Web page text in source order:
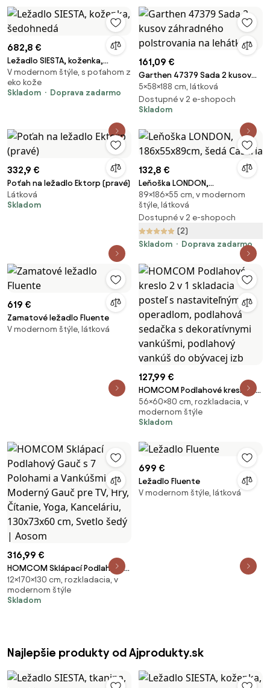
Obývaciu Izbu, Ka
682,8 €
Ležadlo SIESTA, koženka,
šedohnedá
V modernom štýle, s poťahom z
eko kože
Skladom
Doprava zadarmo
161,09 €
Garthen 47379 Sada 2 kusov
záhradného polstrovania na
lehátko
5×58×188 cm, látková
Dostupné v 2 e-shopoch
Skladom
332,9 €
Poťah na ležadlo Ektorp (pravé)
Látková
Skladom
132,8 €
Leňoška LONDON,
186x55x89cm, šedá Casaria
89×186×55 cm, v modernom
štýle, látková
Dostupné v 2 e-shopoch
(2)
Skladom
Doprava zadarmo
619 €
Zamatové ležadlo Fluente
V modernom štýle, látková
127,99 €
HOMCOM Podlahové kreslo 2 v
1 skladacia posteľ s
nastaviteľným operadlom,
podlahová sedačka s
podlahový vankúš do obývacej
izb
56×60×80 cm, rozkladacia, v
modernom štýle
Skladom
316,99 €
HOMCOM Sklápací Podlahový
Gauč s 7 Polohami a Vankúšmi,
Moderný Gauč pre TV, Hry,
Čítanie, Yoga, Kanceláriu,
12×170×130 cm, rozkladacia, v
modernom štýle
Skladom
699 €
Ležadlo Fluente
V modernom štýle, látková
Najlepšie produkty od Ajprodukty.sk